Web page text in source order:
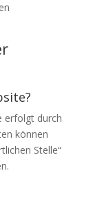
erfolgt durch
können
Stelle“